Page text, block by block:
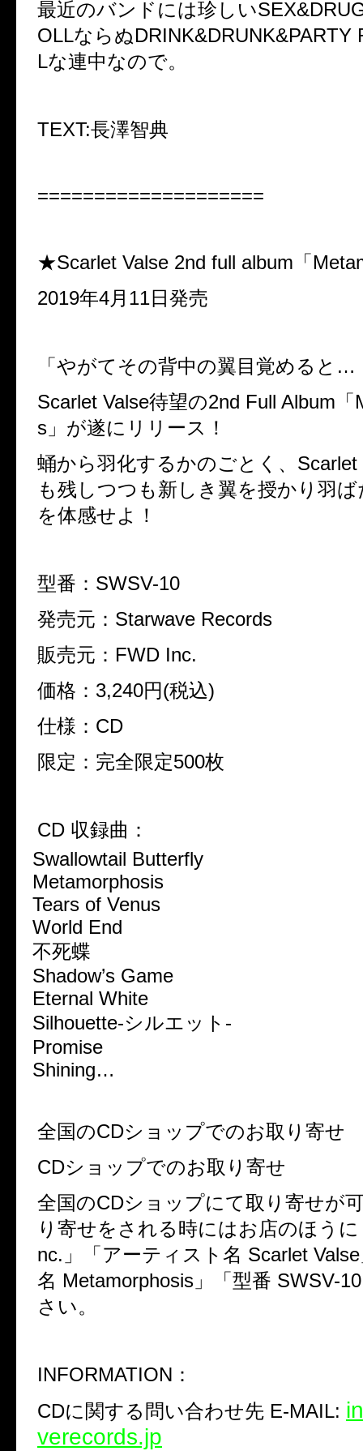
最近のバンドには珍しい
OLLならぬDRINK&DRUNK&PARTY
Lな連中なので。
TEXT:長澤智典
====================
★Scarlet Valse 2nd full album「
2019年4月11日発売
「やがてその背中の翼目覚めると…
Scarlet Valse待望の2nd Full Album「
s」が遂にリリース！
蛹から羽化するかのごとく、Scarlet
も残しつつも新しき翼を授かり羽
を体感せよ！
型番：SWSV-10
発売元：Starwave Records
販売元：FWD Inc.
価格：3,240円(税込)
仕様：CD
限定：完全限定500枚
CD 収録曲：
Swallowtail Butterfly
Metamorphosis
Tears of Venus
World End
不死蝶
Shadow’s Game
Eternal White
Silhouette-シルエット-
Promise
Shining…
全国のCDショップでのお取り寄せ
CDショップでのお取り寄せ
全国のCDショップにて取り寄せが
り寄せをされる時にはお店のほう
nc.」「アーティスト名 Scarlet
名 Metamorphosis」「型番 SWSV-
さい。
INFORMATION：
CDに関する問い合わせ先 E-MAIL:
verecords.jp